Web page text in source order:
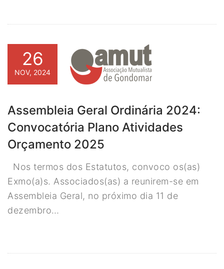
26
NOV, 2024
Assembleia Geral Ordinária 2024:
Convocatória Plano Atividades
Orçamento 2025
Nos termos dos Estatutos, convoco os(as)
Exmo(a)s. Associados(as) a reunirem-se em
Assembleia Geral, no próximo dia 11 de
dezembro…